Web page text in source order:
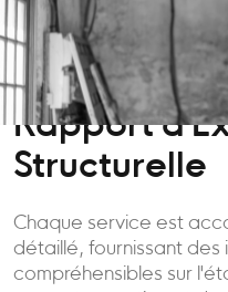
Rapport
Structurelle
Chaque service est
détaillé, fournissant des
compréhensibles sur